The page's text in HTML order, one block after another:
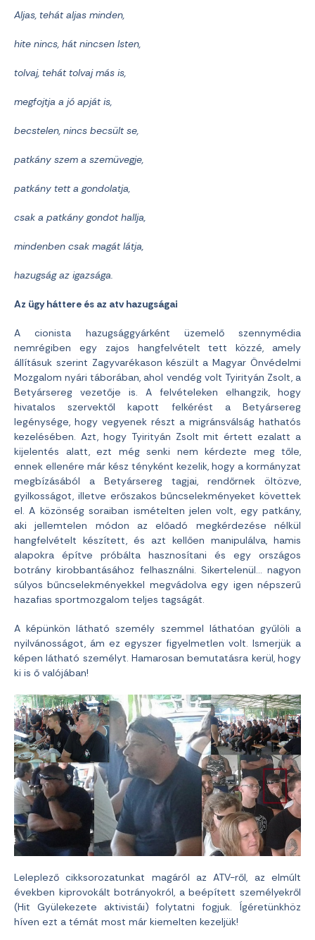
Aljas, tehát aljas minden,
hite nincs, hát nincsen Isten,
tolvaj, tehát tolvaj más is,
megfojtja a jó apját is,
becstelen, nincs becsült se,
patkány szem a szemüvegje,
patkány tett a gondolatja,
csak a patkány gondot hallja,
mindenben csak magát látja,
hazugság az igazsága.
Az ügy háttere és az atv hazugságai
A cionista hazugsággyárként üzemelő szennymédia
nemrégiben egy zajos hangfelvételt tett közzé, amely
állításuk szerint Zagyvarékason készült a Magyar Önvédelmi
Mozgalom nyári táborában, ahol vendég volt Tyirityán Zsolt, a
Betyársereg vezetője is. A felvételeken elhangzik, hogy
hivatalos szervektől kapott felkérést a Betyársereg
legénysége, hogy vegyenek részt a migránsválság hathatós
kezelésében. Azt, hogy Tyirityán Zsolt mit értett ezalatt a
kijelentés alatt, ezt még senki nem kérdezte meg tőle,
ennek ellenére már kész tényként kezelik, hogy a kormányzat
megbízásából a Betyársereg tagjai, rendőrnek öltözve,
gyilkosságot, illetve erőszakos bűncselekményeket követtek
el. A közönség soraiban ismételten jelen volt, egy patkány,
aki jellemtelen módon az előadó megkérdezése nélkül
hangfelvételt készített, és azt kellően manipulálva, hamis
alapokra építve próbálta hasznosítani és egy országos
botrány kirobbantásához felhasználni. Sikertelenül… nagyon
súlyos bűncselekményekkel megvádolva egy igen népszerű
hazafias sportmozgalom teljes tagságát.
A képünkön látható személy szemmel láthatóan gyűlöli a
nyilvánosságot, ám ez egyszer figyelmetlen volt. Ismerjük a
képen látható személyt. Hamarosan bemutatásra kerül, hogy
ki is ő valójában!
Leleplező cikksorozatunkat magáról az ATV-ről, az elmúlt
években kiprovokált botrányokról, a beépített személyekről
(Hit Gyülekezete aktivistái) folytatni fogjuk. Ígéretünkhöz
híven ezt a témát most már kiemelten kezeljük!